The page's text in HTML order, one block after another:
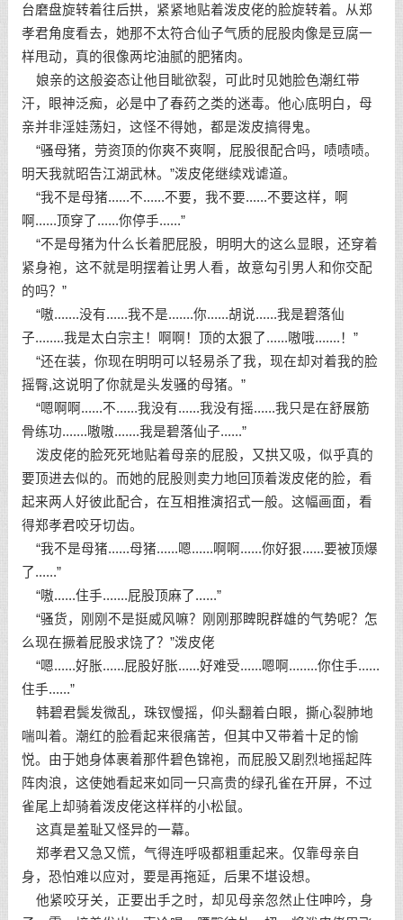
台磨盘旋转着往后拱，紧紧地贴着泼皮佬的脸旋转着。从郑
孝君角度看去，她那不太符合仙子气质的屁股肉像是豆腐一
样甩动，真的很像两坨油腻的肥猪肉。
娘亲的这般姿态让他目眦欲裂，可此时见她脸色潮红带
汗，眼神泛痴，必是中了春药之类的迷毒。他心底明白，母
亲并非淫娃荡妇，这怪不得她，都是泼皮搞得鬼。
“骚母猪，劳资顶的你爽不爽啊，屁股很配合吗，啧啧啧。
明天我就昭告江湖武林。”泼皮佬继续戏谑道。
“我不是母猪......不......不要，我不要......不要这样，啊
啊......顶穿了......你停手......”
“不是母猪为什么长着肥屁股，明明大的这么显眼，还穿着
紧身袍，这不就是明摆着让男人看，故意勾引男人和你交配
的吗？”
“嗷.......没有......我不是.......你......胡说......我是碧落仙
子........我是太白宗主！啊啊！顶的太狠了......嗷哦.......！”
“还在装，你现在明明可以轻易杀了我，现在却对着我的脸
摇臀,这说明了你就是头发骚的母猪。”
“嗯啊啊......不......我没有......我没有摇......我只是在舒展筋
骨练功.......嗷嗷.......我是碧落仙子......”
泼皮佬的脸死死地贴着母亲的屁股，又拱又吸，似乎真的
要顶进去似的。而她的屁股则卖力地回顶着泼皮佬的脸，看
起来两人好彼此配合，在互相推演招式一般。这幅画面，看
得郑孝君咬牙切齿。
“我不是母猪......母猪......嗯......啊啊......你好狠......要被顶爆
了......”
“嗷......住手.......屁股顶麻了......”
“骚货，刚刚不是挺威风嘛？刚刚那睥睨群雄的气势呢？怎
么现在撅着屁股求饶了？”泼皮佬
“嗯......好胀......屁股好胀......好难受......嗯啊........你住手......
住手......”
韩碧君鬓发微乱，珠钗慢摇，仰头翻着白眼，撕心裂肺地
喘叫着。潮红的脸看起来很痛苦，但其中又带着十足的愉
悦。由于她身体裹着那件碧色锦袍，而屁股又剧烈地摇起阵
阵肉浪，这使她看起来如同一只高贵的绿孔雀在开屏，不过
雀尾上却骑着泼皮佬这样样的小松鼠。
这真是羞耻又怪异的一幕。
郑孝君又急又慌，气得连呼吸都粗重起来。仅靠母亲自
身，恐怕难以应对，要是再拖延，后果不堪设想。
他紧咬牙关，正要出手之时，却见母亲忽然止住呻吟，身